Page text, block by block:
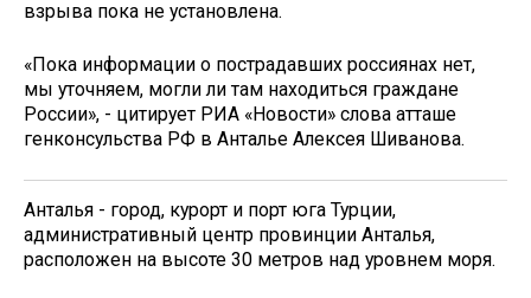
взрыва пока не установлена.
«Пока информации о пострадавших россиянах нет,
мы уточняем, могли ли там находиться граждане
России», - цитирует РИА «Новости» слова атташе
генконсульства РФ в Анталье Алексея Шиванова.
Анталья - город, курорт и порт юга Турции,
административный центр провинции Анталья,
расположен на высоте 30 метров над уровнем моря.